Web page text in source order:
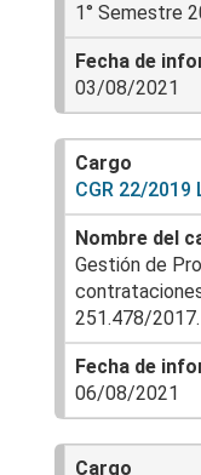
1° Semestre
03/08/2021
CGR 22/2019
Gestión de
251.478/2017.
06/08/2021